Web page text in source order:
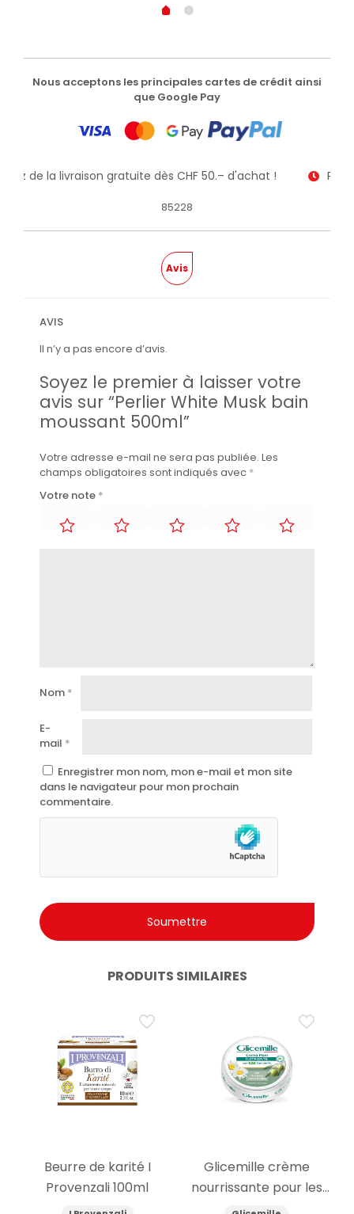
Nous acceptons les principales cartes de crédit ainsi
que Google Pay
de la livraison gratuite dès CHF 50.– d'achat !
85228
Avis
AVIS
Il n’y a pas encore d’avis.
Soyez le premier à laisser votre
avis sur “Perlier White Musk bain
moussant 500ml”
Votre adresse e-mail ne sera pas publiée. Les
champs obligatoires sont indiqués avec *
Votre note *
Nom *
E-
mail *
Enregistrer mon nom, mon e-mail et mon site
dans le navigateur pour mon prochain
commentaire.
PRODUITS SIMILAIRES
Beurre de karité I
Provenzali 100ml
Glicemille crème
nourrissante pour les
mains glycérine et